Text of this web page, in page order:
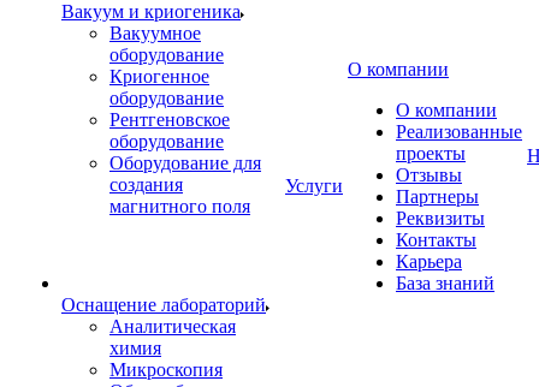
Вакуум и криогеника
Вакуумное
оборудование
Криогенное
оборудование
Рентгеновское
оборудование
Оборудование для
создания
магнитного поля
Оснащение лабораторий
Аналитическая
химия
Микроскопия
Услуги
О компании
О компании
Реализованные
проекты
Отзывы
Партнеры
Реквизиты
Контакты
Карьера
База знаний